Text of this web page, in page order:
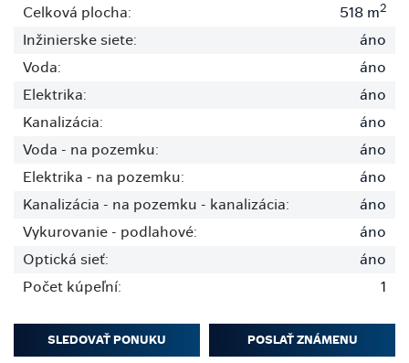
Celková plocha:
518 m2
Inžinierske siete:
áno
Voda:
áno
Elektrika:
áno
Kanalizácia:
áno
Voda - na pozemku:
áno
Elektrika - na pozemku:
áno
Kanalizácia - na pozemku - kanalizácia:
áno
Vykurovanie - podlahové:
áno
Optická sieť:
áno
Počet kúpeľní:
1
SLEDOVAŤ PONUKU POSLAŤ ZNÁMENU